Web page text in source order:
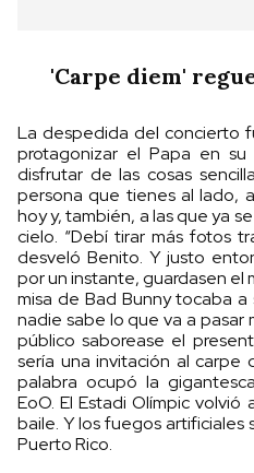
'Carpe diem'
La despedida del concierto
protagonizar el Papa en
disfrutar de las cosas
persona que tienes al lado,
hoy y, también, a las que ya
cielo. “Debí tirar más fotos
desveló Benito. Y justo
por un instante, guardasen el
misa de Bad Bunny tocaba a
nadie sabe lo que va a pasar
público saborease el
sería una invitación al carpe
palabra ocupó la gigantesca
EoO. El Estadi Olímpic
baile. Y los fuegos artificiales
Puerto Rico.